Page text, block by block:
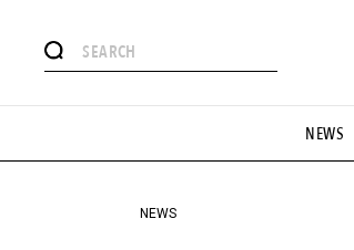
NEWS
#憧れの逸品
#GH 銘品の所以 #フイナムのYouTube
#HANDSOME HANDBOOK
NEWS